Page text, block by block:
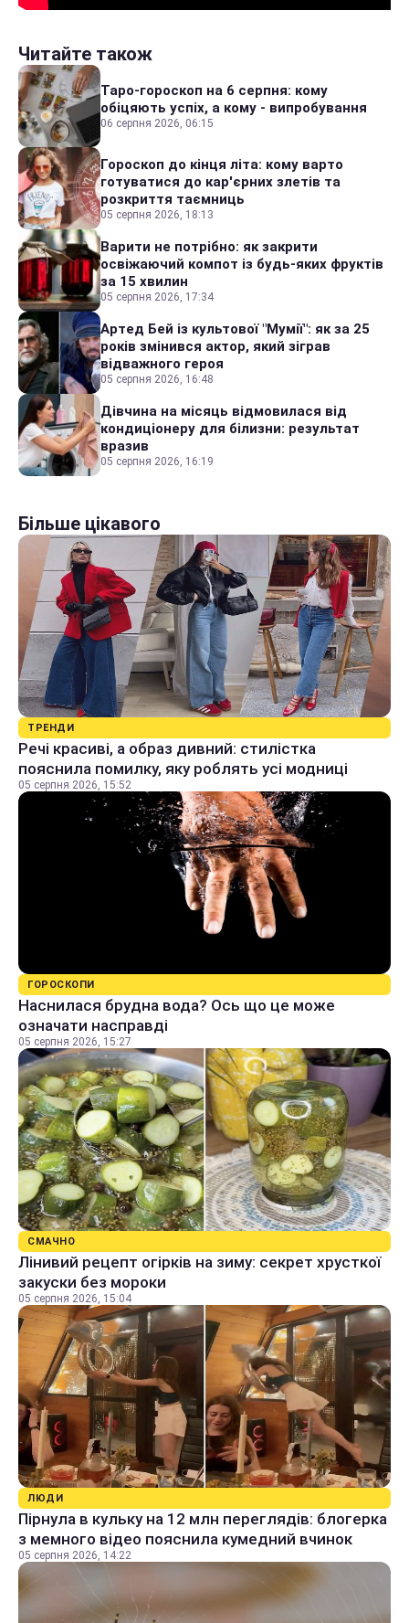
Читайте також
Таро-гороскоп на 6 серпня: кому
обіцяють успіх, а кому - випробування
06 серпня 2026, 06:15
Гороскоп до кінця літа: кому варто
готуватися до кар'єрних злетів та
розкриття таємниць
05 серпня 2026, 18:13
Варити не потрібно: як закрити
освіжаючий компот із будь-яких фруктів
за 15 хвилин
05 серпня 2026, 17:34
Артед Бей із культової "Мумії": як за 25
років змінився актор, який зіграв
відважного героя
05 серпня 2026, 16:48
Дівчина на місяць відмовилася від
кондиціонеру для білизни: результат
вразив
05 серпня 2026, 16:19
Більше цікавого
ТРЕНДИ
Речі красиві, а образ дивний: стилістка
пояснила помилку, яку роблять усі модниці
05 серпня 2026, 15:52
ГОРОСКОПИ
Наснилася брудна вода? Ось що це може
означати насправді
05 серпня 2026, 15:27
СМАЧНО
Лінивий рецепт огірків на зиму: секрет хрусткої
закуски без мороки
05 серпня 2026, 15:04
ЛЮДИ
Пірнула в кульку на 12 млн переглядів: блогерка
з мемного відео пояснила кумедний вчинок
05 серпня 2026, 14:22